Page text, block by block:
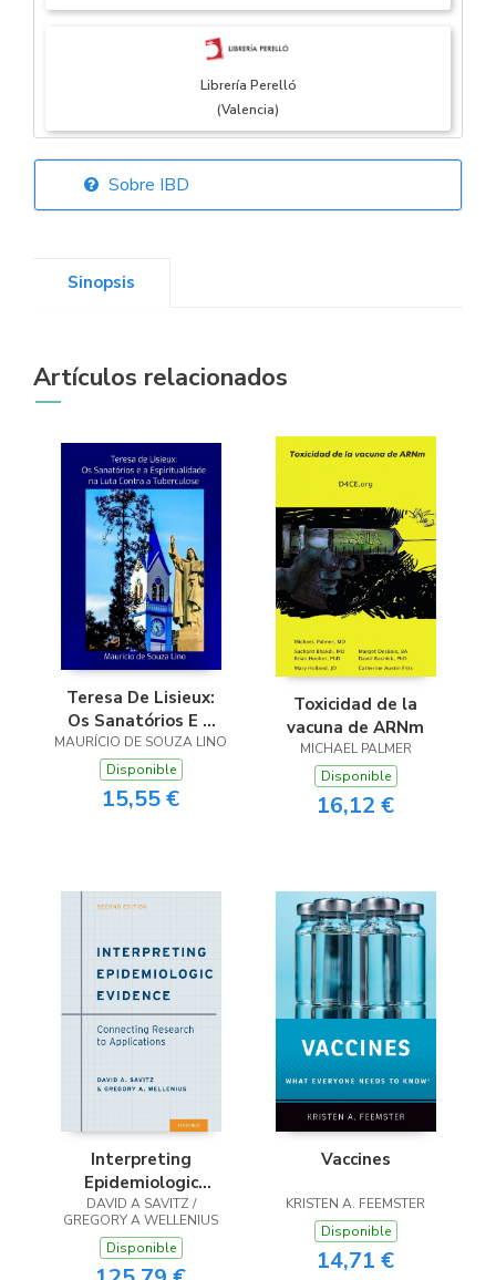
Librería Perelló
(Valencia)
Librería Elías
(Madrid)
Librería Proteo
(Málaga)
Sobre IBD
Sinopsis
Artículos relacionados
Teresa De Lisieux:
Os Sanatórios E A
Espiritualidade Na
Luta Contra A
Tuberculose?
MAURÍCIO DE SOUZA LINO
Disponible
15,55 €
Toxicidad de la
vacuna de ARNm
MICHAEL PALMER
Disponible
16,12 €
Interpreting
Epidemiologic
Evidence
DAVID A SAVITZ /
GREGORY A WELLENIUS
Disponible
Vaccines
KRISTEN A. FEEMSTER
Disponible
14,71 €